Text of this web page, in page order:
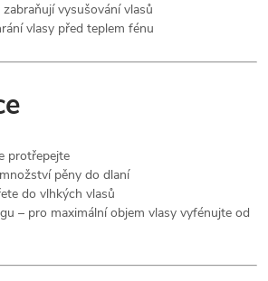
vysušování vlasů
vlasy před teplem fénu
protřepejte
pěny do dlaní
do vlhkých vlasů
– pro maximální objem vlasy vyfénujte od